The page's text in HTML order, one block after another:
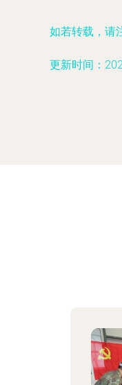
如若转载，请
更新时间：